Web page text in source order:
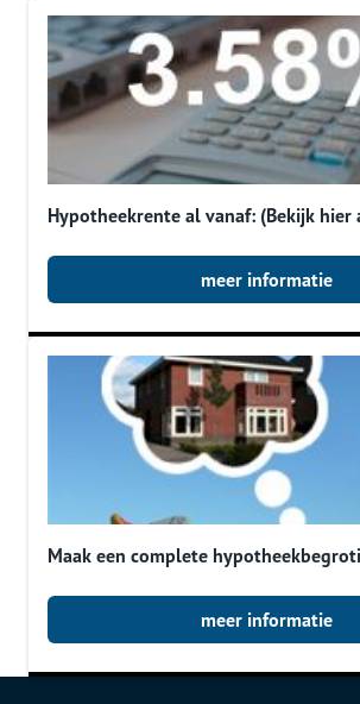
Hypotheekrente al vanaf: (Bekijk hier
meer informatie
Maak een complete
meer informatie